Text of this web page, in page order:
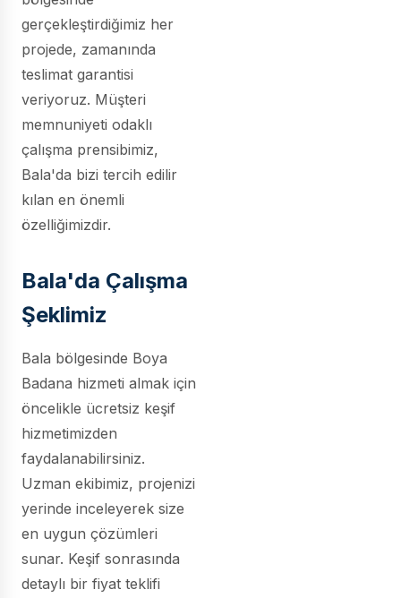
gerçekleştirdiğimiz her
projede, zamanında
teslimat garantisi
veriyoruz. Müşteri
memnuniyeti odaklı
çalışma prensibimiz,
Bala'da bizi tercih edilir
kılan en önemli
özelliğimizdir.
Bala'da Çalışma
Şeklimiz
Bala bölgesinde Boya
Badana hizmeti almak için
öncelikle ücretsiz keşif
hizmetimizden
faydalanabilirsiniz.
Uzman ekibimiz, projenizi
yerinde inceleyerek size
en uygun çözümleri
sunar. Keşif sonrasında
detaylı bir fiyat teklifi